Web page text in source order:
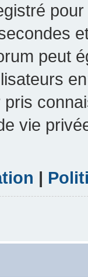
peut
vie
|